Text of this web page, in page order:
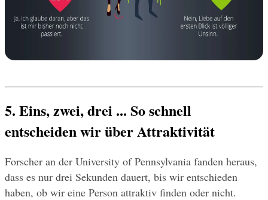
5. Eins, zwei, drei ... So schnell
entscheiden wir über Attraktivität
Forscher an der University of Pennsylvania fanden heraus,
dass es nur drei Sekunden dauert, bis wir entschieden
haben, ob wir eine Person attraktiv finden oder nicht.